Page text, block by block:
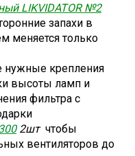
LIKVIDATOR №2
запахи в
меняется только
нужные крепления
высоты ламп и
фильтра с
2шт чтобы
вентиляторов до